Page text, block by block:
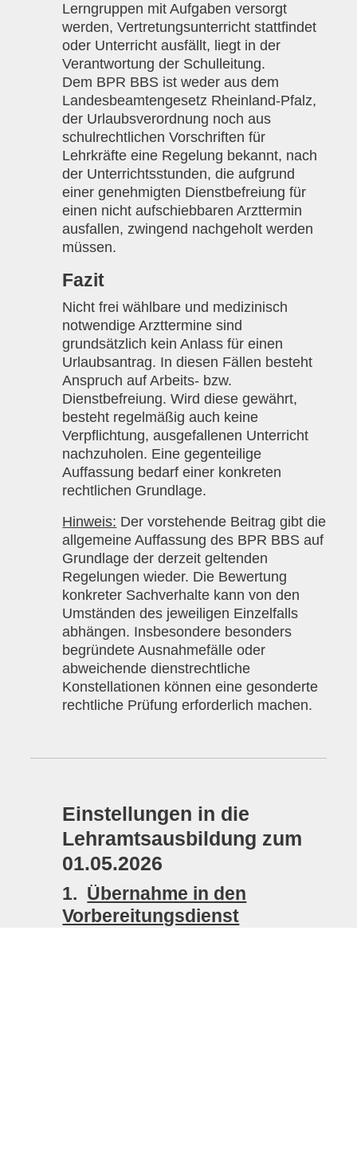
Lerngruppen mit Aufgaben versorgt
werden, Vertretungsunterricht stattfindet
oder Unterricht ausfällt, liegt in der
Verantwortung der Schulleitung.
Dem BPR BBS ist weder aus dem
Landesbeamtengesetz Rheinland-Pfalz,
der Urlaubsverordnung noch aus
schulrechtlichen Vorschriften für
Lehrkräfte eine Regelung bekannt, nach
der Unterrichtsstunden, die aufgrund
einer genehmigten Dienstbefreiung für
einen nicht aufschiebbaren Arzttermin
ausfallen, zwingend nachgeholt werden
müssen.
Fazit
Nicht frei wählbare und medizinisch
notwendige Arzttermine sind
grundsätzlich kein Anlass für einen
Urlaubsantrag. In diesen Fällen besteht
Anspruch auf Arbeits- bzw.
Dienstbefreiung. Wird diese gewährt,
besteht regelmäßig auch keine
Verpflichtung, ausgefallenen Unterricht
nachzuholen. Eine gegenteilige
Auffassung bedarf einer konkreten
rechtlichen Grundlage.
Hinweis: Der vorstehende Beitrag gibt die
allgemeine Auffassung des BPR BBS auf
Grundlage der derzeit geltenden
Regelungen wieder. Die Bewertung
konkreter Sachverhalte kann von den
Umständen des jeweiligen Einzelfalls
abhängen. Insbesondere besonders
begründete Ausnahmefälle oder
abweichende dienstrechtliche
Konstellationen können eine gesonderte
rechtliche Prüfung erforderlich machen.
Einstellungen in die
Lehramtsausbildung zum
01.05.2026
1. Übernahme in den
Vorbereitungsdienst